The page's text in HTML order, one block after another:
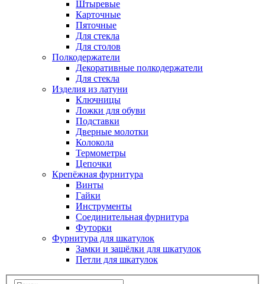
Штыревые
Карточные
Пяточные
Для стекла
Для столов
Полкодержатели
Декоративные полкодержатели
Для стекла
Изделия из латуни
Ключницы
Ложки для обуви
Подставки
Дверные молотки
Колокола
Термометры
Цепочки
Крепёжная фурнитура
Винты
Гайки
Инструменты
Соединительная фурнитура
Футорки
Фурнитура для шкатулок
Замки и защёлки для шкатулок
Петли для шкатулок